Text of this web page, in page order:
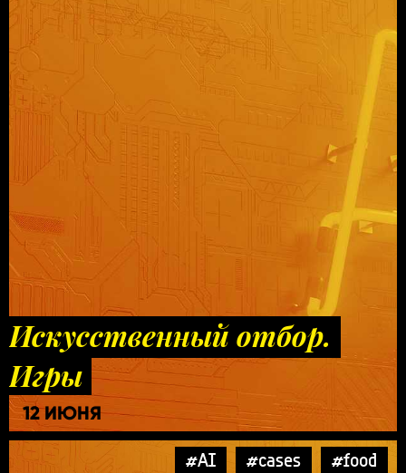
Искусственный отбор.
Игры
12 ИЮНЯ
#AI #cases #food